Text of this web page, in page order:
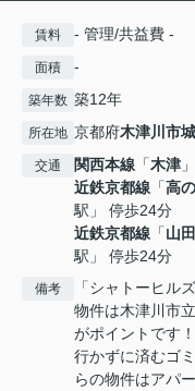
賃料 - 管理/共益費 -
面積 -
築年数 築12年
所在地 京都府木津川市
交通 関西本線 「木津
近鉄京都線 「高
駅」 停歩24分
近鉄京都線 「山
駅」 停歩24分
備考
「シャトーヒ
物件は木津川市
がポイントです
行かずに済むゴ
らの物件はアパ